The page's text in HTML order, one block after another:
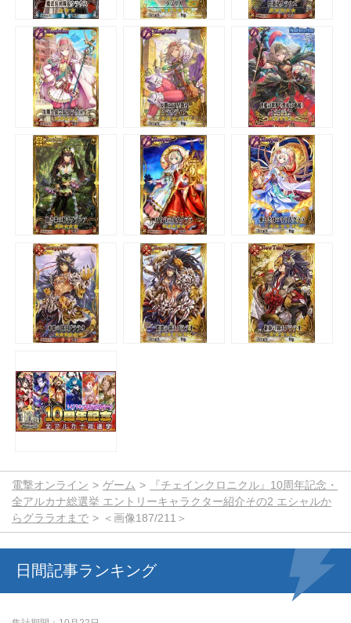
電撃オンライン ゲーム
『チェインクロニクル』10周年記念・
全アルカナ総選挙 エントリーキャラクター紹介その2 エシャルか
らグララオまで
＜画像187/211＞
日間記事ランキング